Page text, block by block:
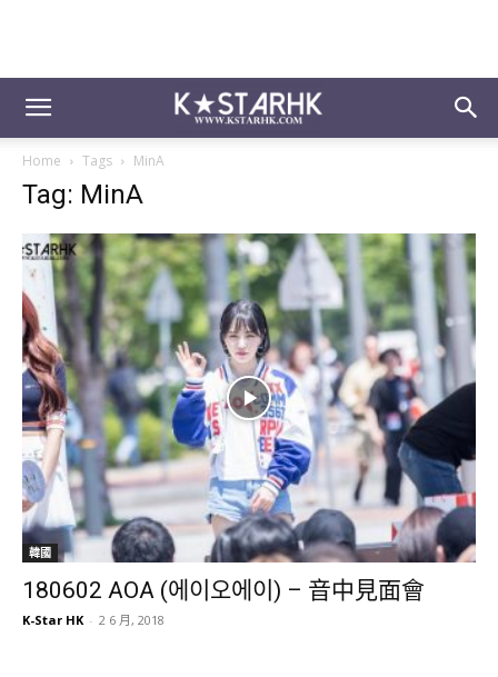
Home Tags MinA
Tag: MinA
韓國
180602 AOA (에이오에이) – 音中見面會
K-Star HK - 2 6 月, 2018